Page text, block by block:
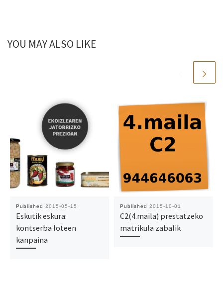
YOU MAY ALSO LIKE
Published 2015-05-15
Eskutik eskura:
kontserba loteen
kanpaina
Published 2015-10-01
C2(4.maila) prestatzeko
matrikula zabalik